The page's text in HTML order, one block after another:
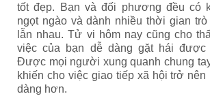
tốt đẹp. Bạn và đối phương đều có
ngọt ngào và dành nhiều thời gian trò
lẫn nhau. Tử vi hôm nay cũng cho
việc của bạn dễ dàng gặt hái được
Được mọi người xung quanh chung
khiến cho việc giao tiếp xã hội trở nên
dàng hơn.